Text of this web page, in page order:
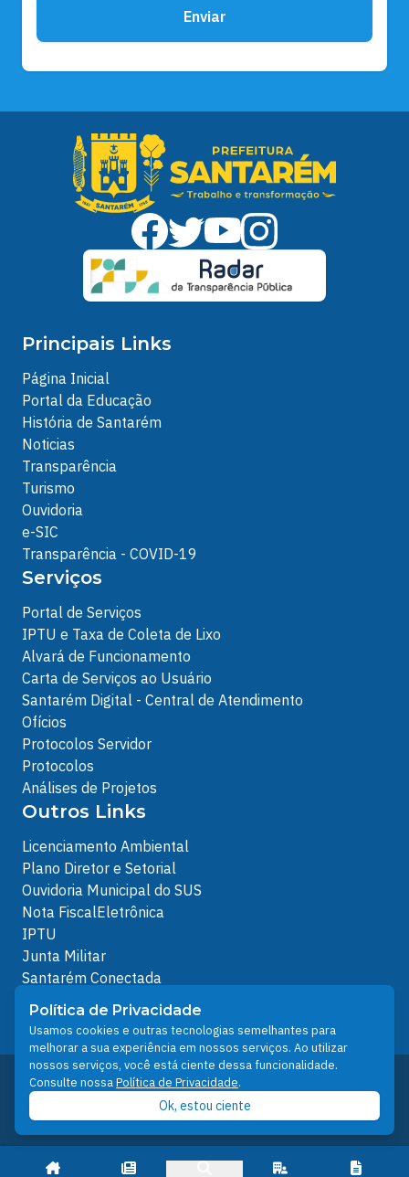
Enviar
Principais Links
Página Inicial
Portal da Educação
História de Santarém
Noticias
Transparência
Turismo
Ouvidoria
e-SIC
Transparência - COVID-19
Serviços
Portal de Serviços
IPTU e Taxa de Coleta de Lixo
Alvará de Funcionamento
Carta de Serviços ao Usuário
Santarém Digital - Central de Atendimento
Ofícios
Protocolos Servidor
Protocolos
Análises de Projetos
Outros Links
Licenciamento Ambiental
Plano Diretor e Setorial
Ouvidoria Municipal do SUS
Nota FiscalEletrônica
IPTU
Junta Militar
Santarém Conectada
Política de Privacidade
People illustrations by Storyset
Desenvolvido pelo Núcleo Técnico de Gestão de
Tecnologia da Informação - NTI
Prefeitura de Santarém © 2026
Política de Privacidade
Usamos cookies e outras tecnologias semelhantes para
melhorar a sua experiência em nossos serviços. Ao utilizar
nossos serviços, você está ciente dessa funcionalidade.
Consulte nossaPolítica de Privacidade.
Ok, estou ciente